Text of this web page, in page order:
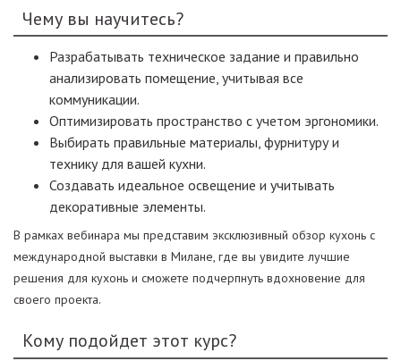
Чему вы научитесь?
Разрабатывать техническое задание и правильно
анализировать помещение, учитывая все
коммуникации.
Оптимизировать пространство с учетом эргономики.
Выбирать правильные материалы, фурнитуру и
технику для вашей кухни.
Создавать идеальное освещение и учитывать
декоративные элементы.
В рамках вебинара мы представим эксклюзивный обзор кухонь с
международной выставки в Милане, где вы увидите лучшие
решения для кухонь и сможете подчерпнуть вдохновение для
своего проекта.
Кому подойдет этот курс?